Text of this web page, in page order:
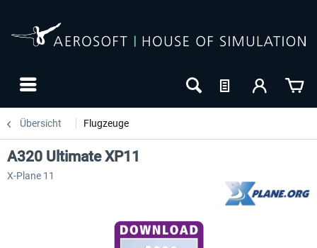
Übersicht Flugzeuge
A320 Ultimate XP11
X-Plane 11